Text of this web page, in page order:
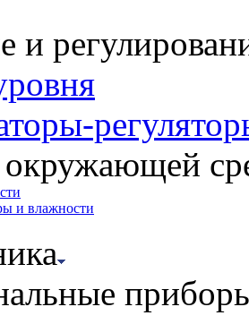
и
окружающей
и влажности